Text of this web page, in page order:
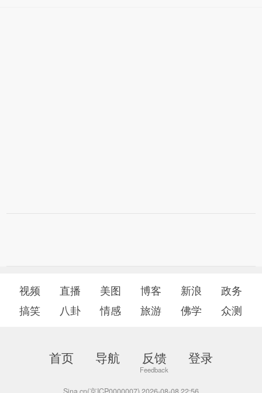
视频 直播 美图 博客 新浪
政务
搞笑
八卦 情感 旅游 佛学 众测
首页 导航 反馈 登录